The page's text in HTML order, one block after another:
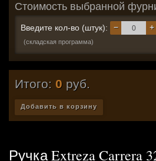
Стоимость выбранной
Введите кол-во (штук): +
−
(складская программа)
Итого: 0 руб.
Добавить в корзину
Ручка Extreza Carrera